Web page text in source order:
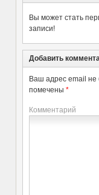
Вы может стать
записи!
Добавить
Ваш адрес email не
помечены *
Комментарий